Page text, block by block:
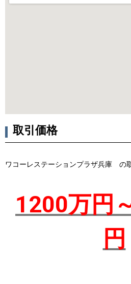
取引価格
ワコーレステーションプラザ兵庫 の
1200万円
円